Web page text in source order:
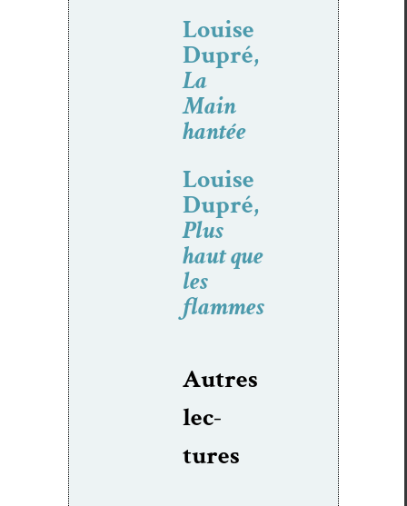
Louise
Dupré,
La
Main
hantée
Louise
Dupré,
Plus
haut que
les
flammes
Autres
lec­
tures